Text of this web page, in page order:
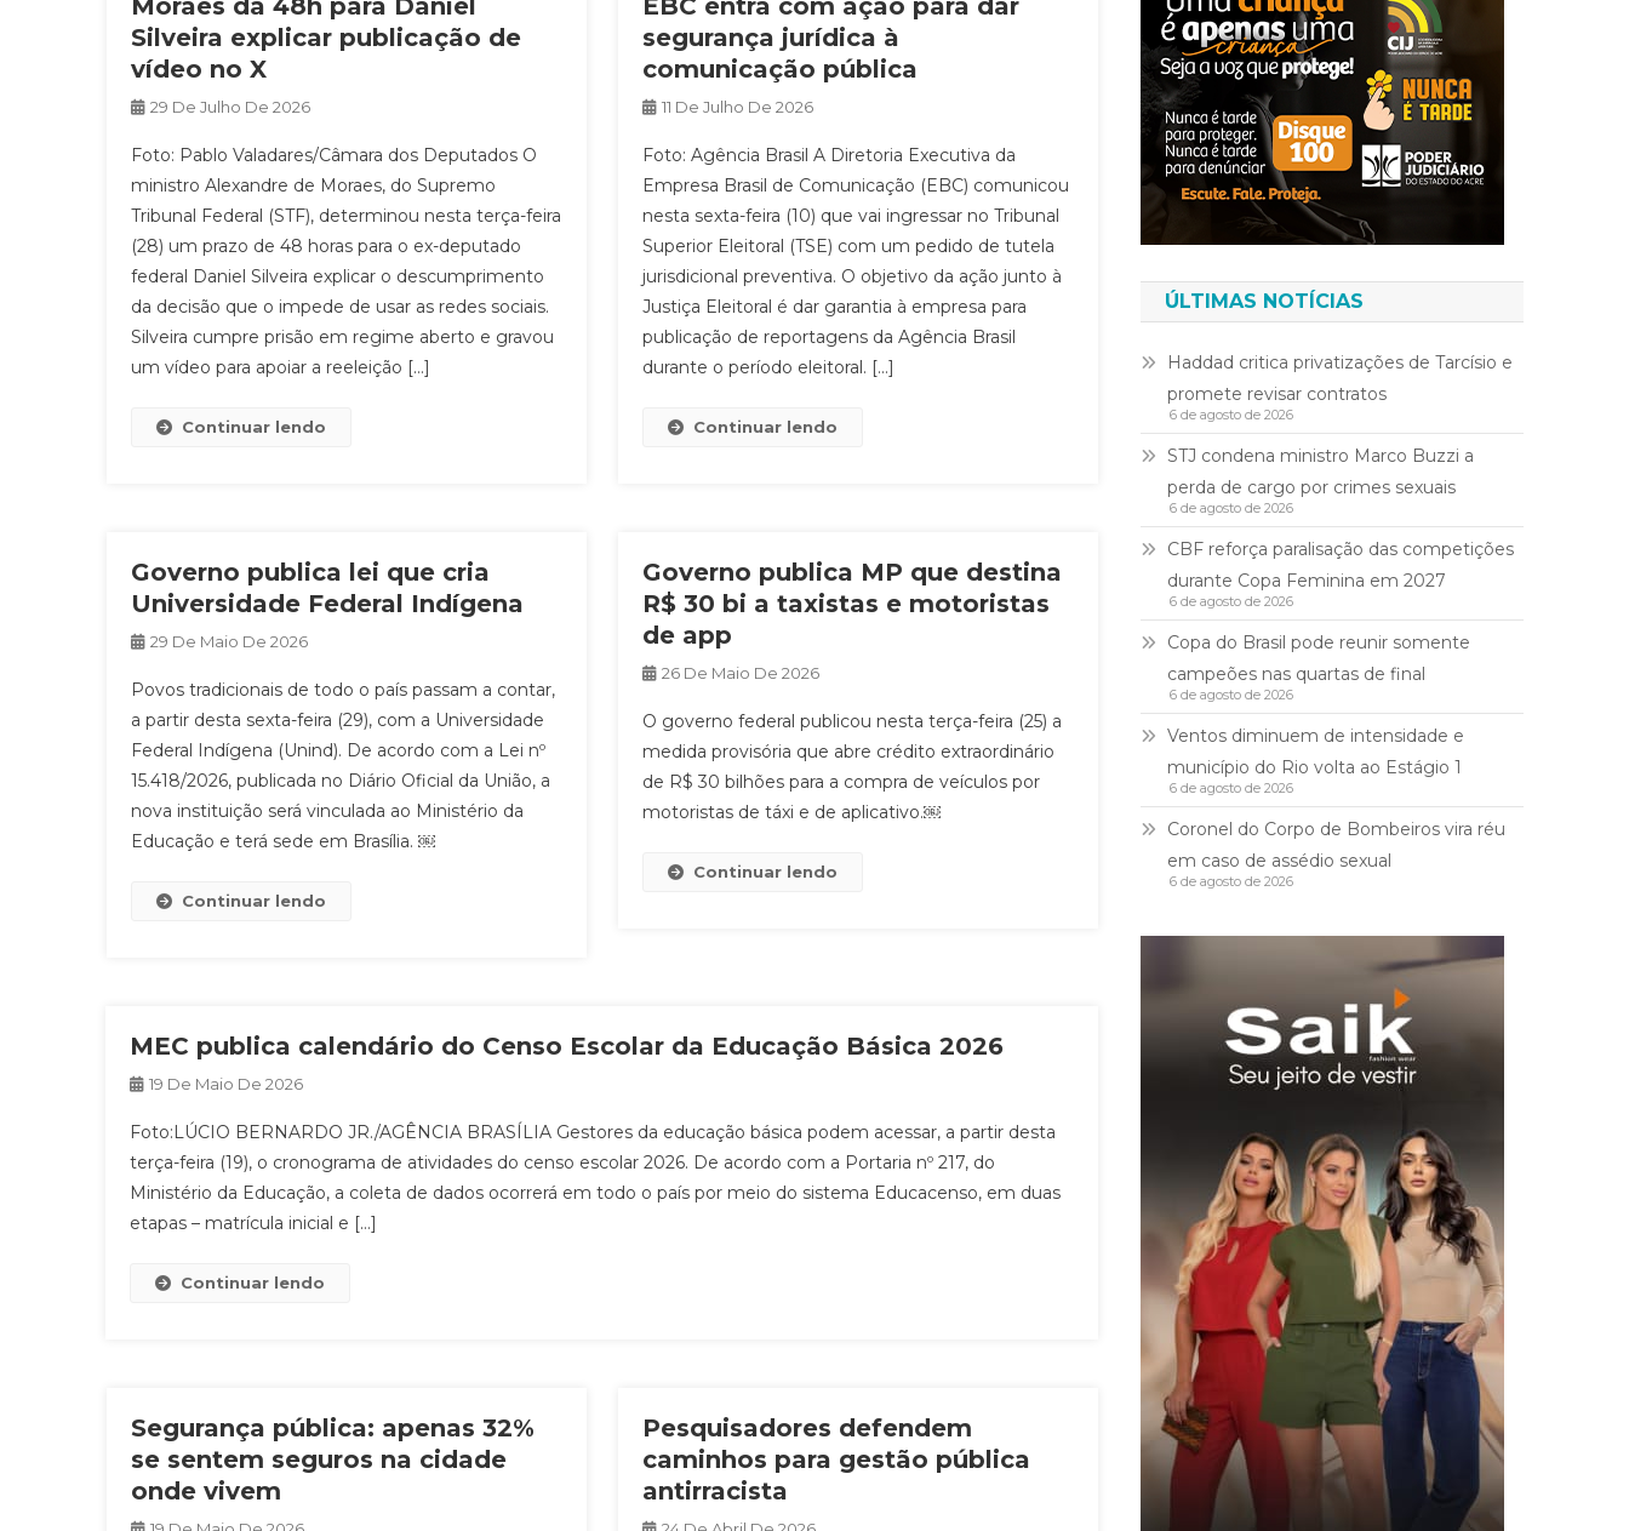
Moraes dá 48h para Daniel
Silveira explicar publicação de
vídeo no X
29 De Julho De 2026
Foto: Pablo Valadares/Câmara dos Deputados O
ministro Alexandre de Moraes, do Supremo
Tribunal Federal (STF), determinou nesta terça-feira
(28) um prazo de 48 horas para o ex-deputado
federal Daniel Silveira explicar o descumprimento
da decisão que o impede de usar as redes sociais.
Silveira cumpre prisão em regime aberto e gravou
um vídeo para apoiar a reeleição […]
Continuar lendo
EBC entra com ação para dar
segurança jurídica à
comunicação pública
11 De Julho De 2026
Foto: Agência Brasil A Diretoria Executiva da
Empresa Brasil de Comunicação (EBC) comunicou
nesta sexta-feira (10) que vai ingressar no Tribunal
Superior Eleitoral (TSE) com um pedido de tutela
jurisdicional preventiva. O objetivo da ação junto à
Justiça Eleitoral é dar garantia à empresa para
publicação de reportagens da Agência Brasil
durante o período eleitoral. […]
Continuar lendo
Governo publica lei que cria
Universidade Federal Indígena
29 De Maio De 2026
Povos tradicionais de todo o país passam a contar,
a partir desta sexta-feira (29), com a Universidade
Federal Indígena (Unind). De acordo com a Lei nº
15.418/2026, publicada no Diário Oficial da União, a
nova instituição será vinculada ao Ministério da
Educação e terá sede em Brasília. ￼
Continuar lendo
Governo publica MP que destina
R$ 30 bi a taxistas e motoristas
de app
26 De Maio De 2026
O governo federal publicou nesta terça-feira (25) a
medida provisória que abre crédito extraordinário
de R$ 30 bilhões para a compra de veículos por
motoristas de táxi e de aplicativo.￼
Continuar lendo
MEC publica calendário do Censo Escolar da Educação Básica 2026
19 De Maio De 2026
Foto:LÚCIO BERNARDO JR./AGÊNCIA BRASÍLIA Gestores da educação básica podem acessar, a partir desta
terça-feira (19), o cronograma de atividades do censo escolar 2026. De acordo com a Portaria nº 217, do
Ministério da Educação, a coleta de dados ocorrerá em todo o país por meio do sistema Educacenso, em duas
etapas – matrícula inicial e […]
Continuar lendo
Segurança pública: apenas 32%
se sentem seguros na cidade
onde vivem
Pesquisadores defendem
caminhos para gestão pública
antirracista
ÚLTIMAS NOTÍCIAS
Haddad critica privatizações de Tarcísio e
promete revisar contratos
6 de agosto de 2026
STJ condena ministro Marco Buzzi a
perda de cargo por crimes sexuais
6 de agosto de 2026
CBF reforça paralisação das competições
durante Copa Feminina em 2027
6 de agosto de 2026
Copa do Brasil pode reunir somente
campeões nas quartas de final
6 de agosto de 2026
Ventos diminuem de intensidade e
município do Rio volta ao Estágio 1
6 de agosto de 2026
Coronel do Corpo de Bombeiros vira réu
em caso de assédio sexual
6 de agosto de 2026